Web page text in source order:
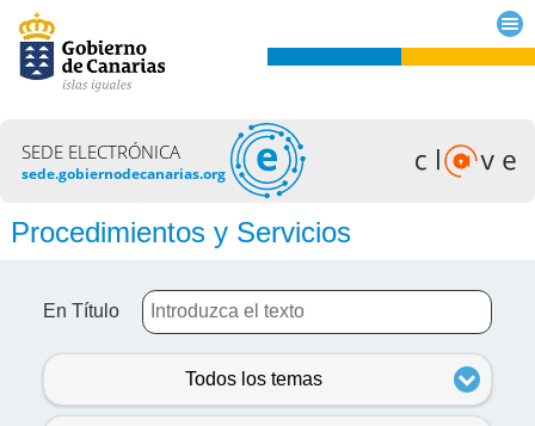
SEDE ELECTRÓNICA
sede.gobiernodecanarias.org
Procedimientos y Servicios
En Título
Todos los temas